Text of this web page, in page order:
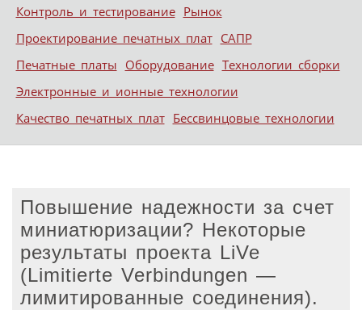
Контроль и тестирование Рынок
Проектирование печатных плат САПР
Печатные платы Оборудование Технологии сборки
Электронные и ионные технологии
Качество печатных плат Бессвинцовые технологии
Повышение надежности за счет
миниатюризации? Некоторые
результаты проекта LiVe
(Limitierte Verbindungen —
лимитированные соединения).